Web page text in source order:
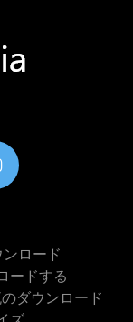
ロード
ードする
ダウンロード